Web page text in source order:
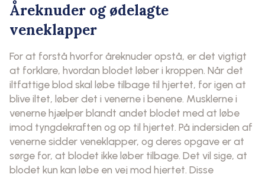
Åreknuder og ødelagte
veneklapper
For at forstå hvorfor åreknuder opstå, er det vigtigt
at forklare, hvordan blodet løber i kroppen. Når det
iltfattige blod skal løbe tilbage til hjertet, for igen at
blive iltet, løber det i venerne i benene. Musklerne i
venerne hjælper blandt andet blodet med at løbe
imod tyngdekraften og op til hjertet. På indersiden af
venerne sidder veneklapper, og deres opgave er at
sørge for, at blodet ikke løber tilbage. Det vil sige, at
blodet kun kan løbe en vej mod hjertet. Disse